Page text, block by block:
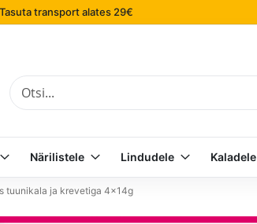
Tasuta transport alates 29€
Otsi
Närilistele Lindudele Kaladele
tuunikala ja krevetiga 4x14g